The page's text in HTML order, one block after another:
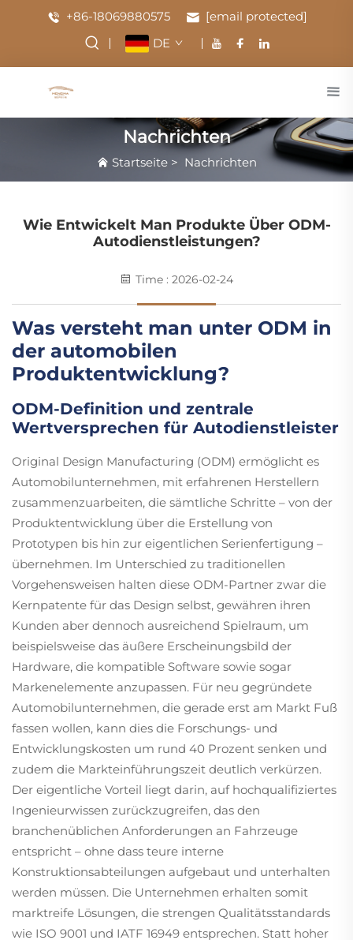
+86-18069880575
[email protected]
DE
Nachrichten
Startseite> Nachrichten
Wie Entwickelt Man Produkte Über ODM-
Autodienstleistungen?
Time : 2026-02-24
Was versteht man unter ODM in
der automobilen
Produktentwicklung?
ODM-Definition und zentrale
Wertversprechen für Autodienstleister
Original Design Manufacturing (ODM) ermöglicht es
Automobilunternehmen, mit erfahrenen Herstellern
zusammenzuarbeiten, die sämtliche Schritte – von der
Produktentwicklung über die Erstellung von
Prototypen bis hin zur eigentlichen Serienfertigung –
übernehmen. Im Unterschied zu traditionellen
Vorgehensweisen halten diese ODM-Partner zwar die
Kernpatente für das Design selbst, gewähren ihren
Kunden aber dennoch ausreichend Spielraum, um
beispielsweise das äußere Erscheinungsbild der
Hardware, die kompatible Software sowie sogar
Markenelemente anzupassen. Für neu gegründete
Automobilunternehmen, die gerade erst am Markt Fuß
fassen wollen, kann dies die Forschungs- und
Entwicklungskosten um rund 40 Prozent senken und
zudem die Markteinführungszeit deutlich verkürzen.
Der eigentliche Vorteil liegt darin, auf hochqualifiziertes
Ingenieurwissen zurückzugreifen, das den
branchenüblichen Anforderungen an Fahrzeuge
entspricht – ohne dass teure interne
Konstruktionsabteilungen aufgebaut und unterhalten
werden müssen. Die Unternehmen erhalten somit
marktreife Lösungen, die strengen Qualitätsstandards
wie ISO 9001 und IATF 16949 entsprechen. Statt hoher